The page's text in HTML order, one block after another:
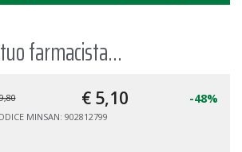
farmacista...
€ 5,10 -48%
MINSAN: 902812799